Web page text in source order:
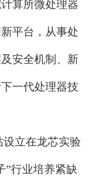
算所微处理器
平台，从事处
安全机制、新
一代处理器技
立在龙芯实验
”行业培养紧缺